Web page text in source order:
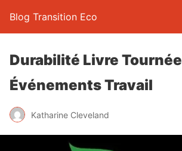
Blog Transition Eco
Durabilité Livre Tournée
Événements Travail
Katharine Cleveland